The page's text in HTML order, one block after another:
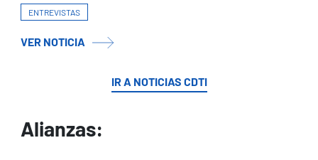
ENTREVISTAS
VER NOTICIA
IR A NOTICIAS CDTI
Alianzas: